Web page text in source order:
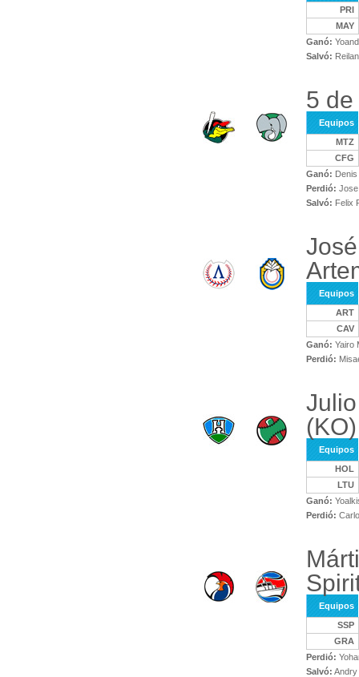
PRI
MAY
Ganó:
Salvó:
5
Equipos
MTZ
CFG
Ganó:
Perdió:
Salvó: Felix
Equipos
ART
CAV
Ganó: Yairo
Perdió:
(KO)
Equipos
HOL
LTU
Ganó:
Perdió:
Equipos
SSP
GRA
Perdió:
Salvó: Andry